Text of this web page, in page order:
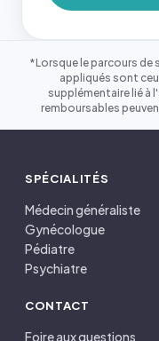
*Lorsque le parcours de
appliqués sont
supplémentaire lié à
remboursables
SPÉCIALITÉS
Médecin généraliste
Gynécologue
Pédiatre
Psychiatre
CONTACT
Foire aux questions